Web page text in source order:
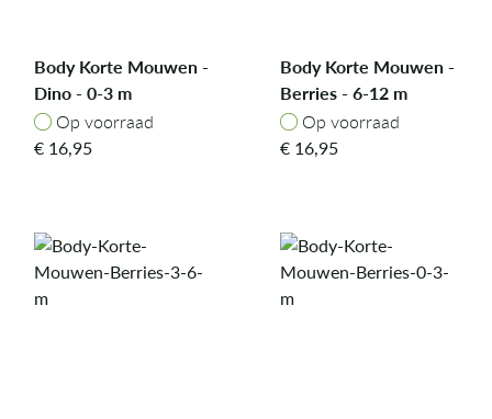
Body Korte Mouwen -
Dino - 0-3 m
Op voorraad
Op voorraad
€ 16,95
Body Korte Mouwen -
Berries - 6-12 m
Op voorraad
Op voorraad
€ 16,95